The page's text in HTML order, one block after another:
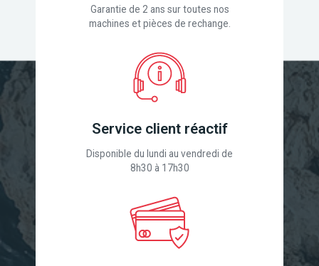
Garantie de 2 ans sur toutes nos
machines et pièces de rechange.
Service client réactif
Disponible du lundi au vendredi de
8h30 à 17h30